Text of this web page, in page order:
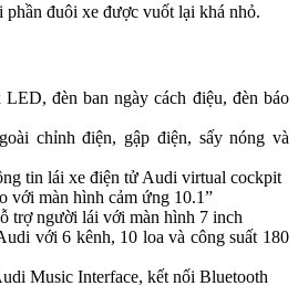
đuôi xe được vuốt lại khá nhỏ.
đèn ban ngày cách điệu, đèn báo
chỉnh điện, gập điện, sấy nóng và
tin lái xe điện tử Audi virtual cockpit
với màn hình cảm ứng 10.1”
trợ người lái với màn hình 7 inch
với 6 kênh, 10 loa và công suất 180
Music Interface, kết nối Bluetooth